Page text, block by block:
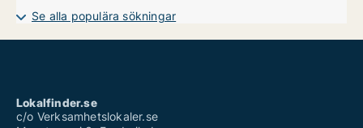
Se alla populära sökningar
Lokalfinder.se
c/o Verksamhetslokaler.se